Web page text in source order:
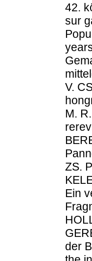
42.
sur
V.
M.
ZS.
Ein
der